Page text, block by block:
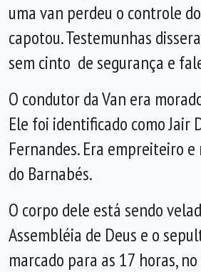
uma van perdeu o controle
capotou. Testemunhas
sem cinto de segurança e
O condutor da Van era
Ele foi identificado como Jair
Fernandes. Era empreiteiro
do Barnabés.
O corpo dele está sendo
Assembléia de Deus e o
marcado para as 17 horas,